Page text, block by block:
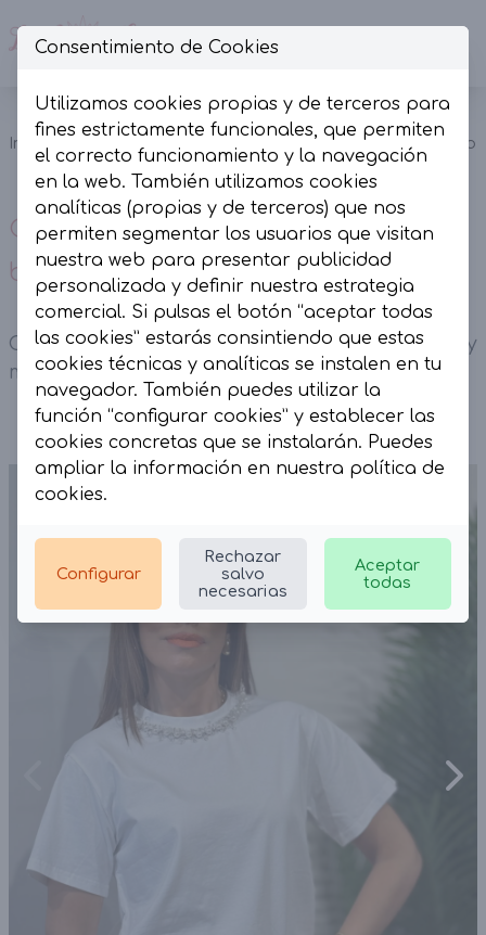
Inicio
Camisetas
y Tops
Camiseta
básica cuello
joya blanca.
Camiseta básica cuello joya
blanca.
Camiseta básica cuello joya blanca. Corte recto y
manga corta.
Consentimiento de Cookies
Utilizamos cookies propias y de terceros para
fines estrictamente funcionales, que permiten
el correcto funcionamiento y la navegación
en la web. También utilizamos cookies
analíticas (propias y de terceros) que nos
permiten segmentar los usuarios que visitan
nuestra web para presentar publicidad
personalizada y definir nuestra estrategia
comercial. Si pulsas el botón “aceptar todas
las cookies” estarás consintiendo que estas
cookies técnicas y analíticas se instalen en tu
navegador. También puedes utilizar la
función “configurar cookies” y establecer las
cookies concretas que se instalarán. Puedes
ampliar la información en nuestra política de
cookies.
Configurar
Rechazar
salvo
necesarias
Aceptar
todas